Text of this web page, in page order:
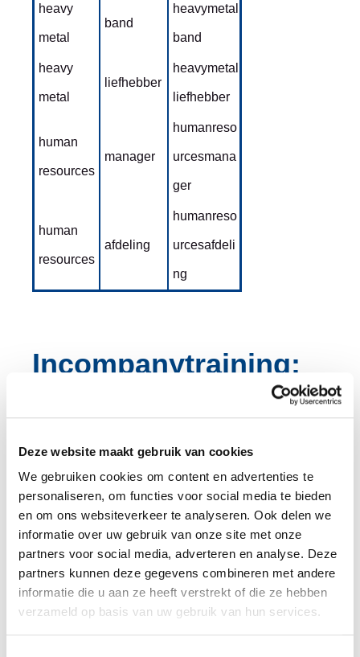
Deze website maakt gebruik van cookies
We gebruiken cookies om content en advertenties te
personaliseren, om functies voor social media te bieden
en om ons websiteverkeer te analyseren. Ook delen we
informatie over uw gebruik van onze site met onze
partners voor social media, adverteren en analyse. Deze
partners kunnen deze gegevens combineren met andere
informatie die u aan ze heeft verstrekt of die ze hebben
verzameld op basis van uw gebruik van hun services.
heavy
metal
band
heavymetal
band
heavy
metal
liefhebber
heavymetal
liefhebber
human
resources
manager
humanreso
urcesmana
ger
human
resources
afdeling
humanreso
urcesafdeli
ng
Incompanytraining:
één samengesteld
De regel ‘schrijf het hele woord aan elkaar’ geldt
ook voor combinaties met Engelse woordgroepen
zoalsin companyenon demand(woordgroepen die
beginnen met een voorzetsel). Je schrijft ze in het
Nederlands vast aan het volgende woord: